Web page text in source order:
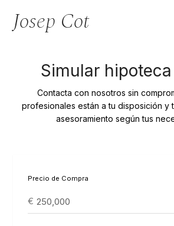
Josep Cot
Simular
Contacta con nosotros sin
profesionales están a tu disposición y
asesoramiento según tus
Precio de Compra
€